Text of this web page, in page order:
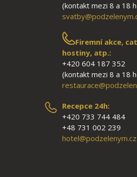
(kontakt mezi 8 a 18
Firemní akce,
hostiny, atp.:
+420 604 187 352
(kontakt mezi 8 a 18
Recepce 24h:
+420 733 744 484
+48 731 002 239
hotel@podzelenym.cz